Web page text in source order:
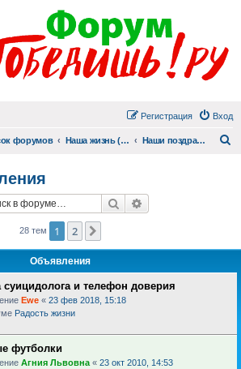
Вход
Регистрация
форумов Наша жизнь (не всё же о суициде!) Наши поздравления
Поиск
28 тем 1 2
Объявления
суицидолога и телефон доверия
Ewe « 23 фев 2018, 15:18
Радость жизни
футболки
Агния Львовна « 23 окт 2010, 14:53